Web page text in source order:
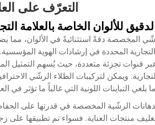
التعرّف على
للألوان الخاصة بالعلامة
المخصصة دقةً استثنائيةً في الألوان،
التجارية المحددة في إرشادات الهوية
قنوات تجزئة متعددة، حيث يُسهم التمثيل
ويمكن لتركيبات الطلاء الرشّي
يلغي التباينات اللونية التي غالباً ما تؤثر في
للدهانات الرشّية المخصصة في قدرتها على
منتجات العناية. فسواء تم تطبيقها على